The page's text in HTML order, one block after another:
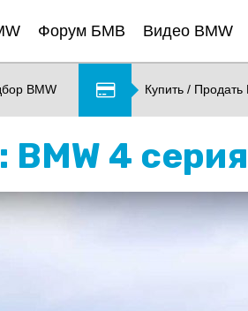
Форум БМВ Видео BMW
BMW Купить / Продать
4